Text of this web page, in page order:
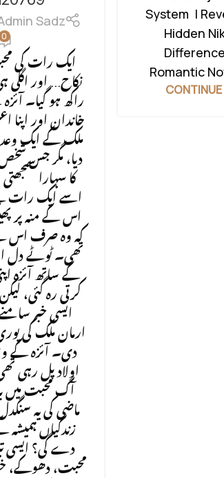
Sadz
0
ایک رات کی
نکاح... اور
راکھ ہو گیا۔ آئزہ
خاندان اور اپنا
ملک کے ایک
دیا، مگر جس شخص
کا سہارا
اسے ایک رات
اس کے منہ پر
کہ وہ صرف اس
تھی۔ ٹوٹے دل
کے ساتھ آئزہ
کرتی رہ گئی،
ایسی خبر
ارمان ملک کی
دی۔ آئزہ کے
اولاد پل رہی
آگ محبت میں
ماضی کی یہ
زندگیاں ہمیشہ
دے گی؟ ایسی
محبت، دھوکے،
System |
Hidden
Romantic
CONTINUE